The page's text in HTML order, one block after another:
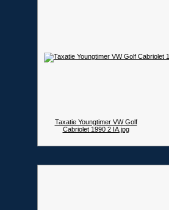
Taxatie Youngtimer VW Golf
Cabriolet 1990 2 IA.jpg